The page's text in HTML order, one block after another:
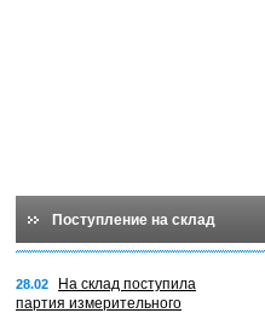
Поступление на склад
28.02
На склад поступила
партия измерительного